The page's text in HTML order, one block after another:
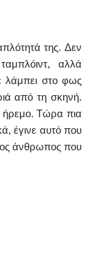
της. Δεν
αλλά
λάμπει στο φως
από τη σκηνή.
ήρεμο. Τώρα πια
έγινε αυτό που
άνθρωπος που